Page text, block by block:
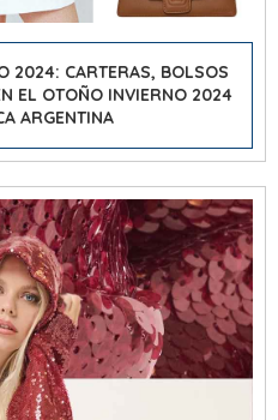
2024: CARTERAS, BOLSOS
EL OTOÑO INVIERNO 2024
ARGENTINA